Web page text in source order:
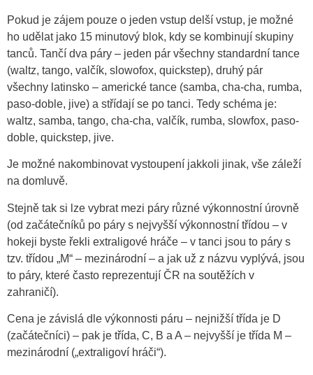
Pokud je zájem pouze o jeden vstup delší vstup, je možné
ho udělat jako 15 minutový blok, kdy se kombinují skupiny
tanců. Tančí dva páry – jeden pár všechny standardní tance
(waltz, tango, valčík, slowofox, quickstep), druhý pár
všechny latinsko – americké tance (samba, cha-cha, rumba,
paso-doble, jive) a střídají se po tanci. Tedy schéma je:
waltz, samba, tango, cha-cha, valčík, rumba, slowfox, paso-
doble, quickstep, jive.
Je možné nakombinovat vystoupení jakkoli jinak, vše záleží
na domluvě.
Stejně tak si lze vybrat mezi páry různé výkonnostní úrovně
(od začátečníků po páry s nejvyšší výkonnostní třídou – v
hokeji byste řekli extraligové hráče – v tanci jsou to páry s
tzv. třídou „M“ – mezinárodní – a jak už z názvu vyplývá, jsou
to páry, které často reprezentují ČR na soutěžích v
zahraničí).
Cena je závislá dle výkonnosti páru – nejnižší třída je D
(začátečníci) – pak je třída, C, B a A – nejvyšší je třída M –
mezinárodní („extraligoví hráči“).